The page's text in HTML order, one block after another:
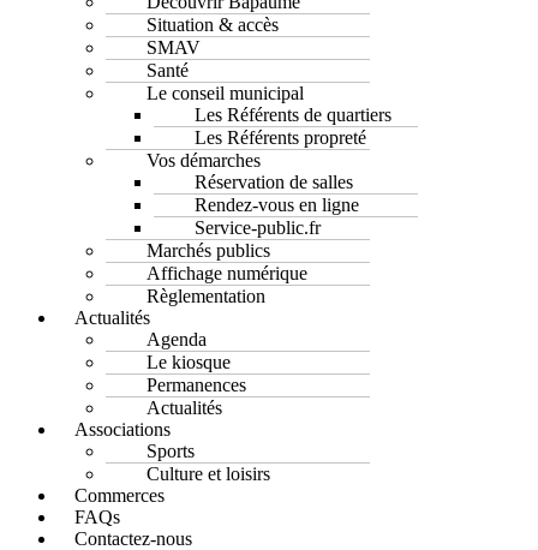
Situation & accès
SMAV
Santé
Le conseil municipal
Les Référents de quartiers
Les Référents propreté
Vos démarches
Réservation de salles
Rendez-vous en ligne
Service-public.fr
Marchés publics
Affichage numérique
Règlementation
Actualités
Agenda
Le kiosque
Permanences
Actualités
Associations
Sports
Culture et loisirs
Commerces
FAQs
Contactez-nous